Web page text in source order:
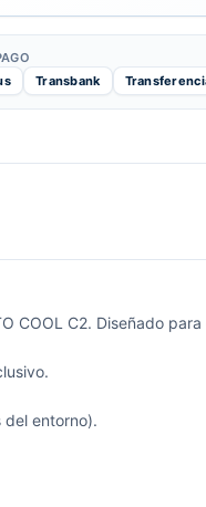
Transbank
COOL C2. Diseñado
entorno).